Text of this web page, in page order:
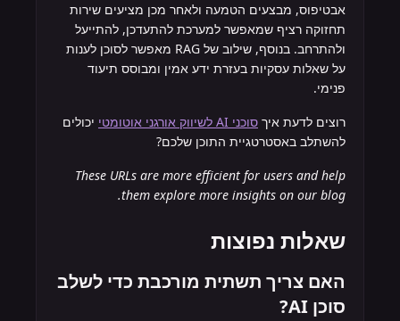
אבטיפוס, מבצעים הטמעה ולאחר מכן מציעים שירות
תחזוקה רציף שמאפשר למערכת להתעדכן, להתייעל
ולהתרחב. בנוסף, שילוב של RAG מאפשר לסוכן לענות
על שאלות עסקיות בעזרת ידע אמין ומבוסס תיעוד
פנימי.
רוצים לדעת איך סוכני AI לשיווק אורגני אוטומטי
יכולים
להשתלב באסטרטגיית התוכן שלכם?
These URLs are more efficient for users and help
them explore more insights on our blog.
שאלות נפוצות
האם צריך תשתית מורכבת כדי לשלב
סוכן AI?